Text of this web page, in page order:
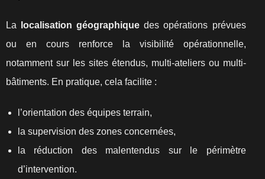
La localisation géographique des opérations prévues
ou en cours renforce la visibilité opérationnelle,
notamment sur les sites étendus, multi-ateliers ou multi-
bâtiments. En pratique, cela facilite :
l’orientation des équipes terrain,
la supervision des zones concernées,
la réduction des malentendus sur le périmètre
d’intervention.